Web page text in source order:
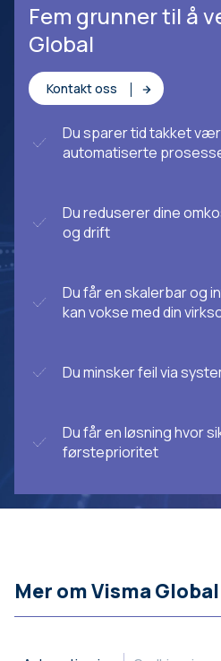
Fem grunner til å
Global
Kontakt oss
Du sparer tid takket
automatiserte
Du reduserer dine
og drift
Du får en skalerbar og
kan vokse med din
Du minsker feil via
Du får en løsning hvor
førsteprioritet
Mer om Visma Global